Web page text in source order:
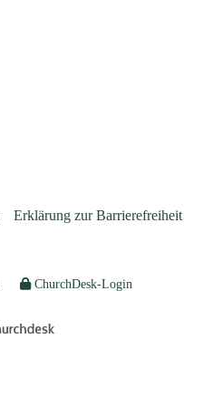
Erklärung zur Barrierefreiheit
ChurchDesk-Login